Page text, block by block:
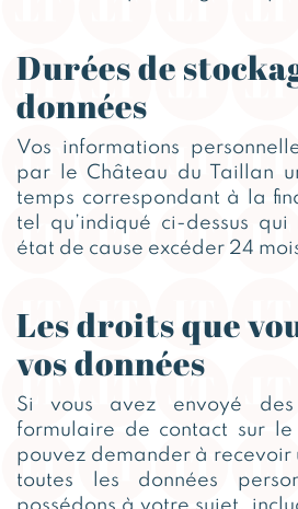
Durées de
données
Vos informations
par le Château du Taillan
temps correspondant à la
tel qu’indiqué ci-dessus
état de cause excéder 24
Les droits que
vos données
Si vous avez envoyé
formulaire de contact sur le
pouvez demander à recevoir
toutes les données